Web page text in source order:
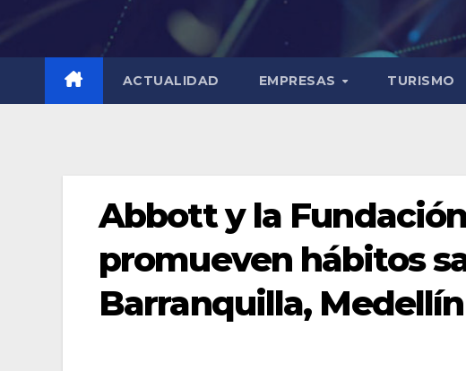
ACTUALIDAD EMPRESAS TURISMO
Abbott y la
promueven hábitos
Barranquilla,